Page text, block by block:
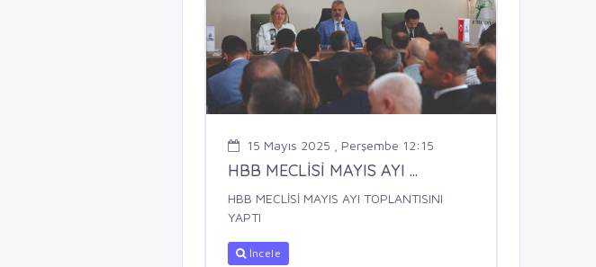
15 Mayıs 2025 , Perşembe 12:15
HBB MECLİSİ MAYIS AYI ...
HBB MECLİSİ MAYIS AYI TOPLANTISINI
YAPTI
İncele